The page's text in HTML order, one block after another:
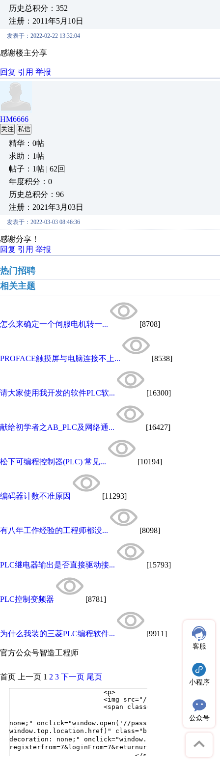
历史总积分：352
注册：2011年5月10日
发表于：2022-02-22 13:32:04
感谢楼主分享
回复 引用 举报
HM6666
关注 私信
精华：0帖
求助：1帖
帖子：1帖 | 62回
年度积分：0
历史总积分：96
注册：2021年3月03日
发表于：2022-03-03 08:46:36
感谢分享！
回复 引用 举报
热门招聘
相关主题
怎么来确定一个伺服电机转一... [8708]
PROFACE触摸屏与电脑连接不上... [8538]
请大家使用我开发的软件PLC软... [16300]
献给初学者之AB_PLC及网络通... [16427]
松下可编程控制器(PLC) 常见... [10194]
编码器计数不准原因 [11293]
有八年工作经验的工程师都没... [8098]
PLC继电器输出是否直接驱动接... [15793]
PLC控制变频器 [8781]
为什么我装的三菱PLC编程软件... [9911]
官方公众号智造工程师
客服
小程序
公众号
首页 上一页 1 2 3 下一页 尾页